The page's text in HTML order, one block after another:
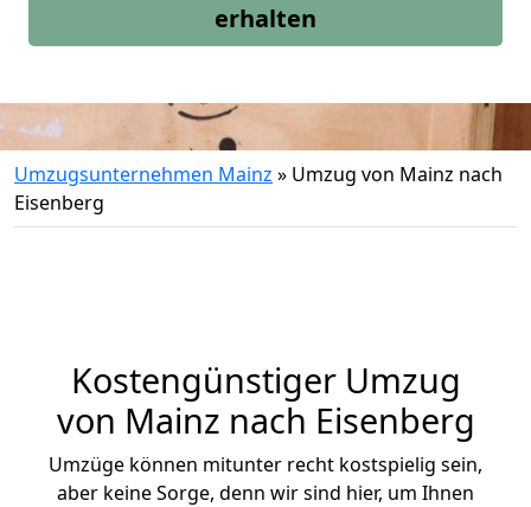
erhalten
Umzugsunternehmen Mainz » Umzug von Mainz nach
Eisenberg
Kostengünstiger Umzug
von Mainz nach Eisenberg
Umzüge können mitunter recht kostspielig sein,
aber keine Sorge, denn wir sind hier, um Ihnen